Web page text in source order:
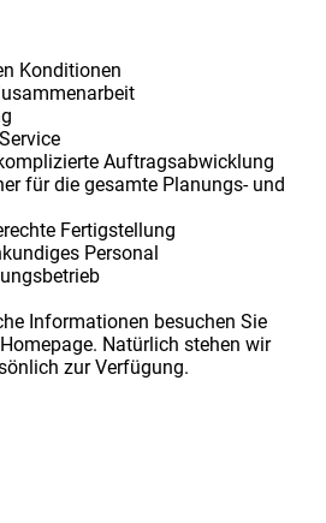
Konditionen
Auftragsabwicklung
für die gesamte Planungs- und
Fertigstellung
Personal
Informationen besuchen Sie
Natürlich stehen wir
zur Verfügung.